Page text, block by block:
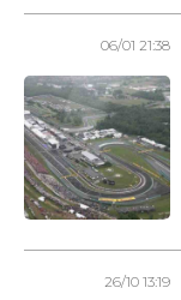
06/01 21:38
26/10 13:19